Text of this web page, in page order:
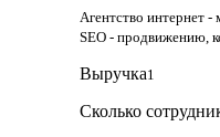
Агентство интернет -
SEO - продвижению,
Выручка1
Сколько